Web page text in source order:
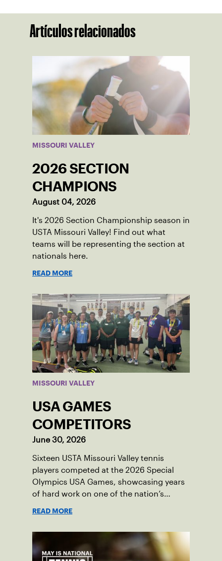
Artículos relacionados
MISSOURI VALLEY
2026 SECTION
CHAMPIONS
August 04, 2026
It's 2026 Section Championship season in
USTA Missouri Valley! Find out what
teams will be representing the section at
nationals here.
READ MORE
MISSOURI VALLEY
USA GAMES
COMPETITORS
June 30, 2026
Sixteen USTA Missouri Valley tennis
players competed at the 2026 Special
Olympics USA Games, showcasing years
of hard work on one of the nation’s
READ MORE